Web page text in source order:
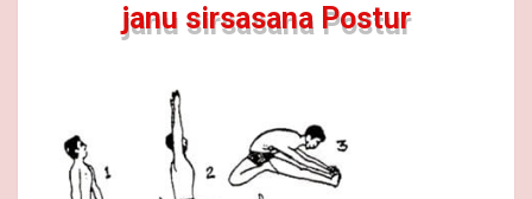
janu sirsasana Postur